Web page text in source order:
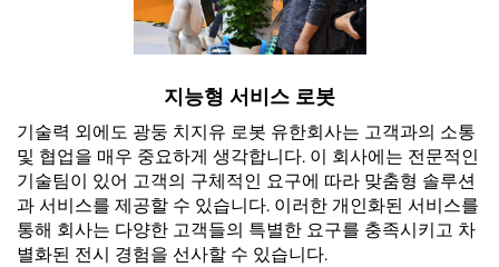
지능형 서비스 로봇
기술력 외에도 광둥 치지유 로봇 유한회사는 고객과의 소통
및 협업을 매우 중요하게 생각합니다. 이 회사에는 전문적인
기술팀이 있어 고객의 구체적인 요구에 따라 맞춤형 솔루션
과 서비스를 제공할 수 있습니다. 이러한 개인화된 서비스를
통해 회사는 다양한 고객들의 특별한 요구를 충족시키고 차
별화된 전시 경험을 선사할 수 있습니다.